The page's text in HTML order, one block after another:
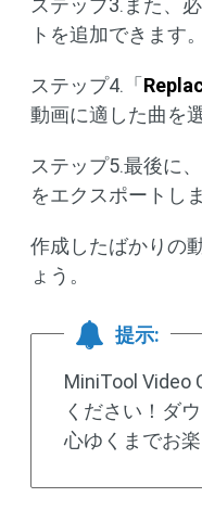
ステップ3.また、
トを追加できます。
ステップ4.「
動画に適した曲を
ステップ5.最後に
をエクスポートしま
作成したばかりの
ょう。
提示:
MiniTool Video
ください！ダ
心ゆくまでお楽